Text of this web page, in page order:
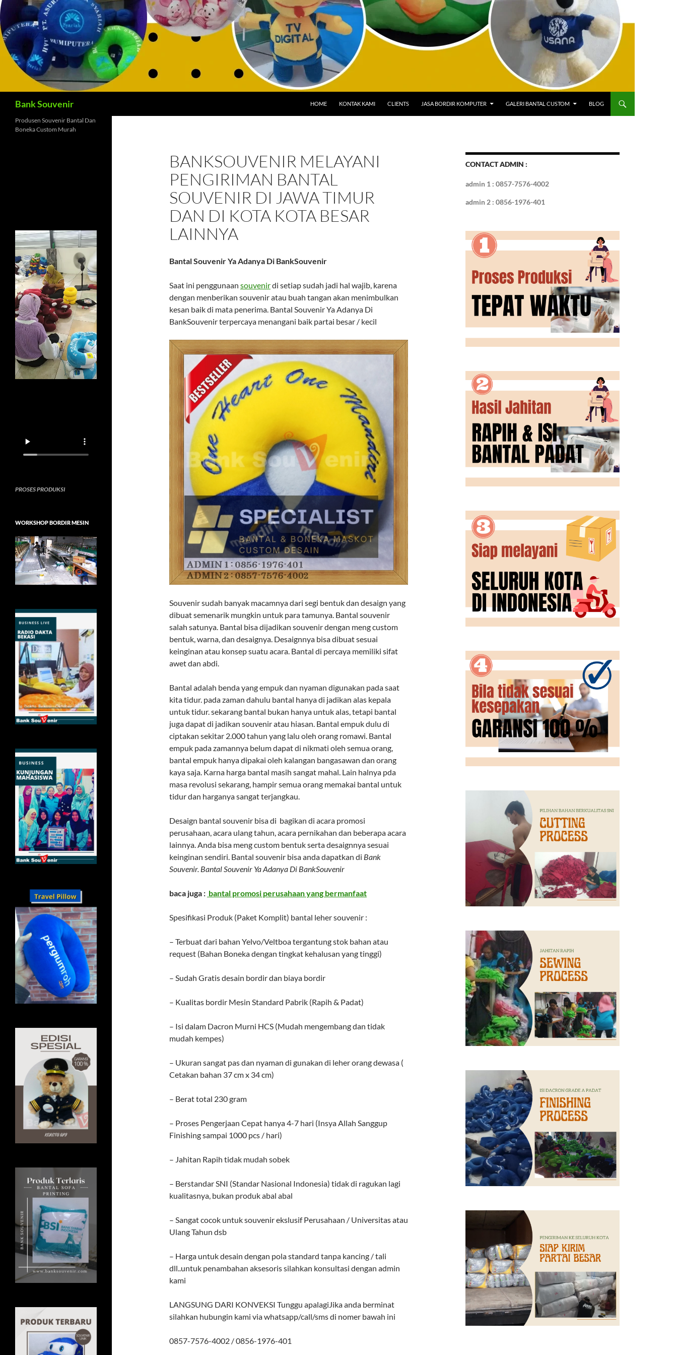
Bank Souvenir HOME KONTAK KAMI CLIENTS JASA BORDIR KOMPUTER GALERI BANTAL CUSTOM BLOG
BANKSOUVENIR MELAYANI
PENGIRIMAN BANTAL
SOUVENIR DI JAWA TIMUR
DAN DI KOTA KOTA BESAR
LAINNYA
Bantal Souvenir Ya Adanya Di BankSouvenir
Saat ini penggunaan souvenirdi setiap sudah jadi hal wajib, karena
dengan menberikan souvenir atau buah tangan akan menimbulkan
kesan baik di mata penerima. Bantal Souvenir Ya Adanya Di
BankSouvenir terpercaya menangani baik partai besar / kecil
Souvenir sudah banyak macamnya dari segi bentuk dan desaign yang
dibuat semenarik mungkin untuk para tamunya. Bantal souvenir
salah satunya. Bantal bisa dijadikan souvenir dengan meng custom
bentuk, warna, dan desaignya. Desaignnya bisa dibuat sesuai
keinginan atau konsep suatu acara. Bantal di percaya memiliki sifat
awet dan abdi.
Bantal adalah benda yang empuk dan nyaman digunakan pada saat
kita tidur. pada zaman dahulu bantal hanya di jadikan alas kepala
untuk tidur. sekarang bantal bukan hanya untuk alas, tetapi bantal
juga dapat di jadikan souvenir atau hiasan. Bantal empuk dulu di
ciptakan sekitar 2.000 tahun yang lalu oleh orang romawi. Bantal
empuk pada zamannya belum dapat di nikmati oleh semua orang,
bantal empuk hanya dipakai oleh kalangan bangasawan dan orang
kaya saja. Karna harga bantal masih sangat mahal. Lain halnya pda
masa revolusi sekarang, hampir semua orang memakai bantal untuk
tidur dan harganya sangat terjangkau.
Desaign bantal souvenir bisa di bagikan di acara promosi
perusahaan, acara ulang tahun, acara pernikahan dan beberapa acara
lainnya. Anda bisa meng custom bentuk serta desaignnya sesuai
keinginan sendiri. Bantal souvenir bisa anda dapatkan di Bank
Souvenir. Bantal Souvenir Ya Adanya Di BankSouvenir
baca juga : bantal promosi perusahaan yang bermanfaat
Spesifikasi Produk (Paket Komplit) bantal leher souvenir :
– Terbuat dari bahan Yelvo/Veltboa tergantung stok bahan atau
request (Bahan Boneka dengan tingkat kehalusan yang tinggi)
– Sudah Gratis desain bordir dan biaya bordir
– Kualitas bordir Mesin Standard Pabrik (Rapih & Padat)
– Isi dalam Dacron Murni HCS (Mudah mengembang dan tidak
mudah kempes)
– Ukuran sangat pas dan nyaman di gunakan di leher orang dewasa (
Cetakan bahan 37 cm x 34 cm)
– Berat total 230 gram
– Proses Pengerjaan Cepat hanya 4-7 hari (Insya Allah Sanggup
Finishing sampai 1000 pcs / hari)
– Jahitan Rapih tidak mudah sobek
– Berstandar SNI (Standar Nasional Indonesia) tidak di ragukan lagi
kualitasnya, bukan produk abal abal
– Sangat cocok untuk souvenir ekslusif Perusahaan / Universitas atau
Ulang Tahun dsb
– Harga untuk desain dengan pola standard tanpa kancing / tali
dll..untuk penambahan aksesoris silahkan konsultasi dengan admin
kami
LANGSUNG DARI KONVEKSI Tunggu apalagiJika anda berminat
silahkan hubungin kami via whatsapp/call/sms di nomer bawah ini
0857-7576-4002 / 0856-1976-401
CONTACT ADMIN :
admin 1 : 0857-7576-4002
admin 2 : 0856-1976-401
Produsen Souvenir Bantal Dan
Boneka Custom Murah
PROSES PRODUKSI
WORKSHOP BORDIR MESIN